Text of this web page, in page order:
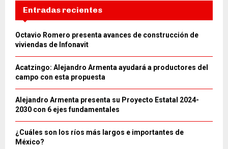
Entradas recientes
Octavio Romero presenta avances de construcción de
viviendas de Infonavit
Acatzingo: Alejandro Armenta ayudará a productores del
campo con esta propuesta
Alejandro Armenta presenta su Proyecto Estatal 2024-
2030 con 6 ejes fundamentales
¿Cuáles son los ríos más largos e importantes de
México?